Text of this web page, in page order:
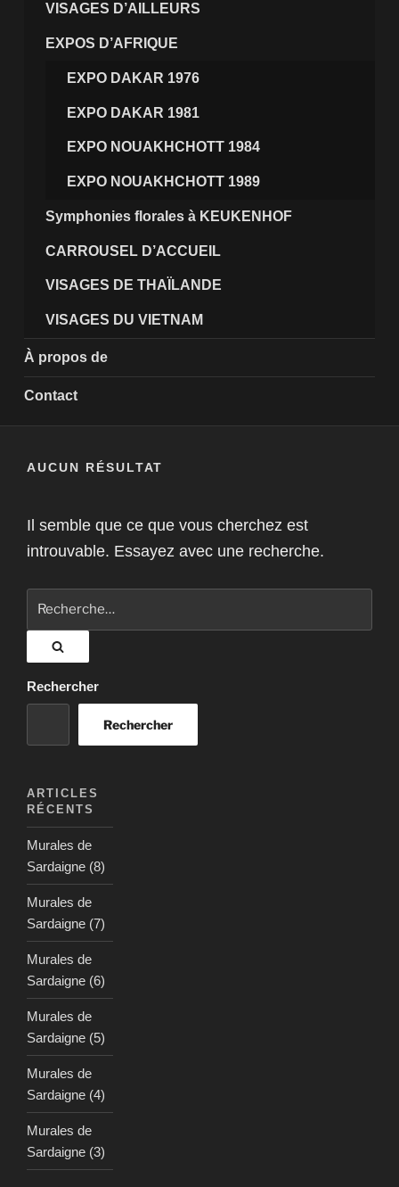
VISAGES D’AILLEURS
EXPOS D’AFRIQUE
EXPO DAKAR 1976
EXPO DAKAR 1981
EXPO NOUAKHCHOTT 1984
EXPO NOUAKHCHOTT 1989
Symphonies florales à KEUKENHOF
CARROUSEL D’ACCUEIL
VISAGES DE THAÏLANDE
VISAGES DU VIETNAM
À propos de
Contact
AUCUN RÉSULTAT
Il semble que ce que vous cherchez est
introuvable. Essayez avec une recherche.
Rechercher
Rechercher
ARTICLES
RÉCENTS
Murales de
Sardaigne (8)
Murales de
Sardaigne (7)
Murales de
Sardaigne (6)
Murales de
Sardaigne (5)
Murales de
Sardaigne (4)
Murales de
Sardaigne (3)